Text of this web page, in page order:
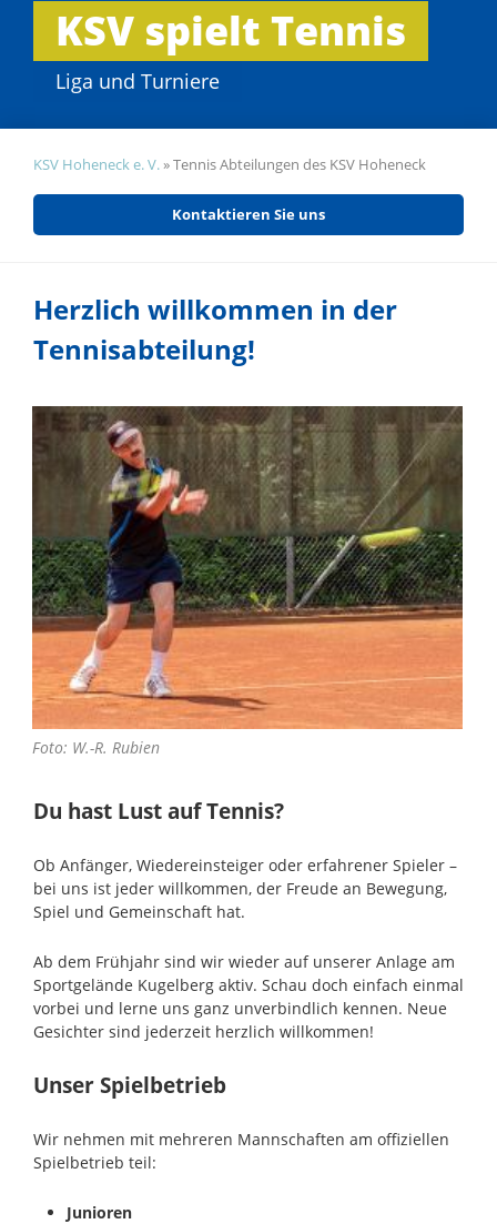
KSV spielt Tennis
Liga und Turniere
KSV Hoheneck e. V.»Tennis Abteilungen des KSV Hoheneck
Kontaktieren Sie uns
Herzlich willkommen in der
Tennisabteilung!
Foto: W.-R. Rubien
Du hast Lust auf Tennis?
Ob Anfänger, Wiedereinsteiger oder erfahrener Spieler –
bei uns ist jeder willkommen, der Freude an Bewegung,
Spiel und Gemeinschaft hat.
Ab dem Frühjahr sind wir wieder auf unserer Anlage am
Sportgelände Kugelberg aktiv. Schau doch einfach einmal
vorbei und lerne uns ganz unverbindlich kennen. Neue
Gesichter sind jederzeit herzlich willkommen!
Unser Spielbetrieb
Wir nehmen mit mehreren Mannschaften am offiziellen
Spielbetrieb teil:
Junioren